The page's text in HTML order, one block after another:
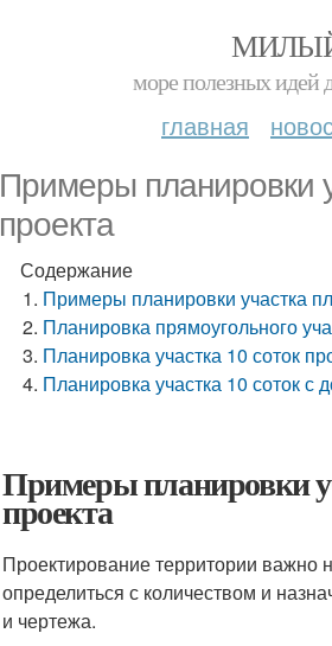
море полезных идей
главная
Примеры планировки
проекта
Содержание
Примеры планировки участка
Планировка прямоугольного
Планировка участка 10 соток
Планировка участка 10 соток
Примеры планировки
проекта
Проектирование территории важно
определиться с количеством и
и чертежа.